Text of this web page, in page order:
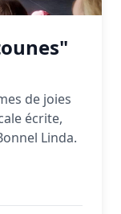
de joies
écrite,
Linda.